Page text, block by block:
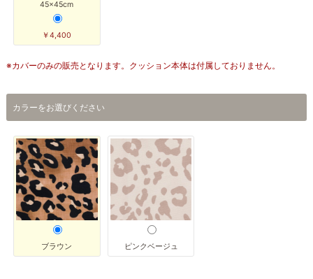
45×45cm
￥4,400
※カバーのみの販売となります。クッション本体は付属しておりません。
カラーをお選びください
ブラウン ピンクベージュ